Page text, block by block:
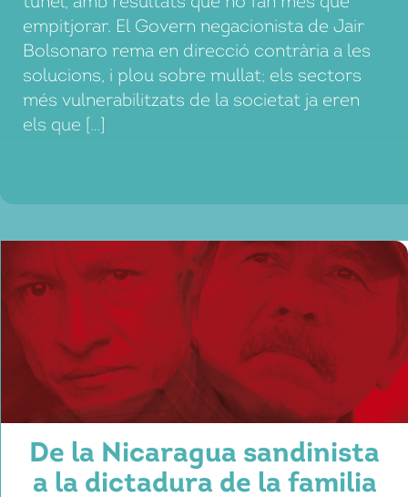
empitjorar. El Govern negacionista de Jair
Bolsonaro rema en direcció contrària a les
solucions, i plou sobre mullat; els sectors
més vulnerabilitzats de la societat ja eren
els que […]
De la Nicaragua sandinista
a la dictadura de la familia